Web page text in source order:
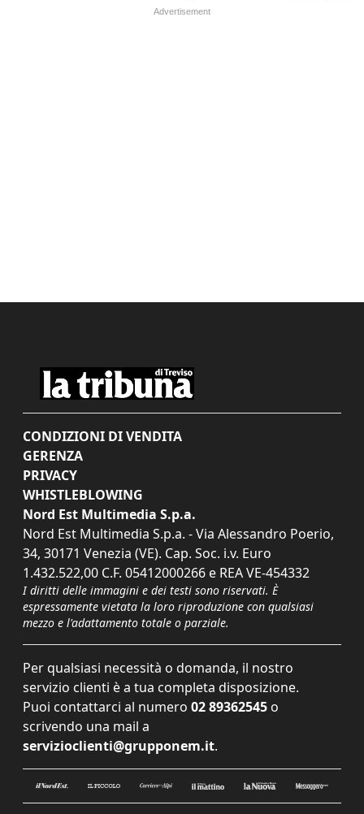
CONDIZIONI DI VENDITA
GERENZA
PRIVACY
WHISTLEBLOWING
Nord Est Multimedia S.p.a.
Nord Est Multimedia S.p.a. - Via Alessandro Poerio,
34, 30171 Venezia (VE). Cap. Soc. i.v. Euro
1.432.522,00 C.F. 05412000266 e REA VE-454332
I diritti delle immagini e dei testi sono riservati. È
espressamente vietata la loro riproduzione con qualsiasi
mezzo e l'adattamento totale o parziale.
Per qualsiasi necessità o domanda, il nostro
servizio clienti è a tua completa disposizione.
Puoi contattarci al numero 02 89362545 o
scrivendo una mail a
servizioclienti@grupponem.it.